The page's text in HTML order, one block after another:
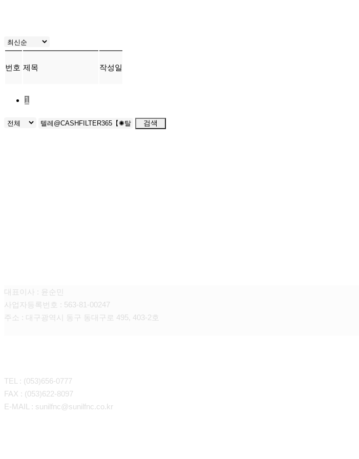
번호 제목 작성일
1
검색
대표이사 : 윤순민
사업자등록번호 : 563-81-00247
주소 : 대구광역시 동구 동대구로 495, 403-2호
TEL : (053)656-0777
FAX : (053)622-8097
E-MAIL : sunilfnc@sunilfnc.co.kr